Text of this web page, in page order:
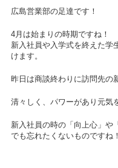
広島営業部の足達です！
4月は始まりの時期ですね！
新入社員や入学式を終えた学
けます。
昨日は商談終わりに訪問先の
清々しく、パワーがあり元気
新入社員の時の「向上心」や
でも忘れたくないものですね！